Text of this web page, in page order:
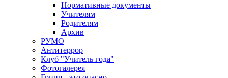
Нормативные документы
Учителям
Родителям
Архив
РУМО
Антитеррор
Клуб "Учитель года"
Фотогалерея